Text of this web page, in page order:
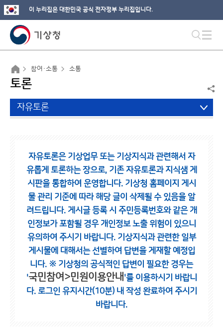
이 누리집은 대한민국 공식 전자정부 누리집입니다.
참여·소통 소통
토론
자유토론
자유토론은 기상업무 또는 기상지식과 관련해서 자
유롭게 토론하는 장으로, 기존 자유토론과 지식샘 게
시판을 통합하여 운영합니다. 기상청 홈페이지 게시
물 관리 기준에 따라 해당 글이 삭제될 수 있음을 알
려드립니다. 게시글 등록 시 주민등록번호와 같은 개
인정보가 포함될 경우 개인정보 노출 위험이 있으니
유의하여 주시기 바랍니다. 기상지식과 관련한 일부
게시물에 대해서는 선별하여 답변을 게재할 예정입
니다. ※ 기상청의 공식적인 답변이 필요한 경우는
'국민참여>민원이용안내 '를 이용하시기 바랍니
다. 로그인 유지시간(10분) 내 작성 완료하여 주시기
바랍니다.